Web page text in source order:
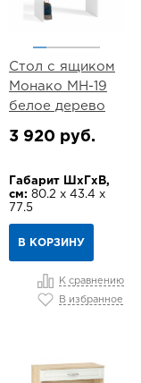
Стол с ящиком
Монако МН-19
белое дерево
3 920 руб.
Габарит ШхГхВ,
см: 80.2 х 43.4 х
77.5
В КОРЗИНУ
К сравнению
В избранное